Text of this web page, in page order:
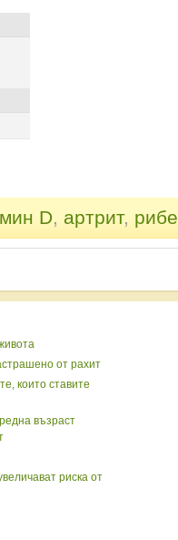
D, артрит,
от рахит
които ставите
възраст
риска от